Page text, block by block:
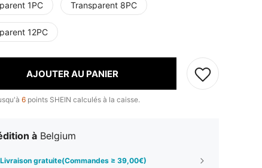
1PC Transparent 8PC
12PC
AJOUTER AU PANIER
6 points SHEIN calculés à la caisse.
à Belgium
Livraison gratuite(Commandes ≥ 39,00€)